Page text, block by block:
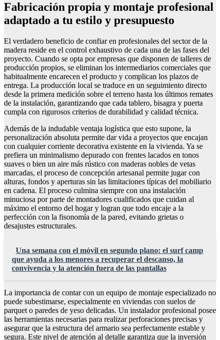
Fabricación propia y montaje profesional
adaptado a tu estilo y presupuesto
El verdadero beneficio de confiar en profesionales del sector de la
madera reside en el control exhaustivo de cada una de las fases del
proyecto. Cuando se opta por empresas que disponen de talleres de
producción propios, se eliminan los intermediarios comerciales que
habitualmente encarecen el producto y complican los plazos de
entrega. La producción local se traduce en un seguimiento directo
desde la primera medición sobre el terreno hasta los últimos remates
de la instalación, garantizando que cada tablero, bisagra y puerta
cumpla con rigurosos criterios de durabilidad y calidad técnica.
Además de la indudable ventaja logística que esto supone, la
personalización absoluta permite dar vida a proyectos que encajan
con cualquier corriente decorativa existente en la vivienda. Ya se
prefiera un minimalismo depurado con frentes lacados en tonos
suaves o bien un aire más rústico con maderas nobles de vetas
marcadas, el proceso de concepción artesanal permite jugar con
alturas, fondos y aperturas sin las limitaciones típicas del mobiliario
en cadena. El proceso culmina siempre con una instalación
minuciosa por parte de montadores cualificados que cuidan al
máximo el entorno del hogar y logran que todo encaje a la
perfección con la fisonomía de la pared, evitando grietas o
desajustes estructurales.
Una semana con el móvil en segundo plano: el surf camp
que ayuda a los menores a recuperar el descanso, la
convivencia y la atención fuera de las pantallas
La importancia de contar con un equipo de montaje especializado no
puede subestimarse, especialmente en viviendas con suelos de
parquet o paredes de yeso delicadas. Un instalador profesional posee
las herramientas necesarias para realizar perforaciones precisas y
asegurar que la estructura del armario sea perfectamente estable y
segura. Este nivel de atención al detalle garantiza que la inversión